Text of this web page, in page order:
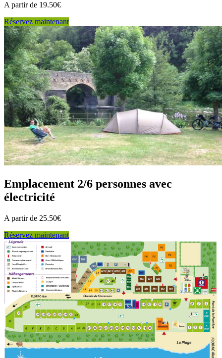
A partir de 19.50€
Réservez maintenant
Emplacement 2/6 personnes avec
électricité
A partir de 25.50€
Réservez maintenant